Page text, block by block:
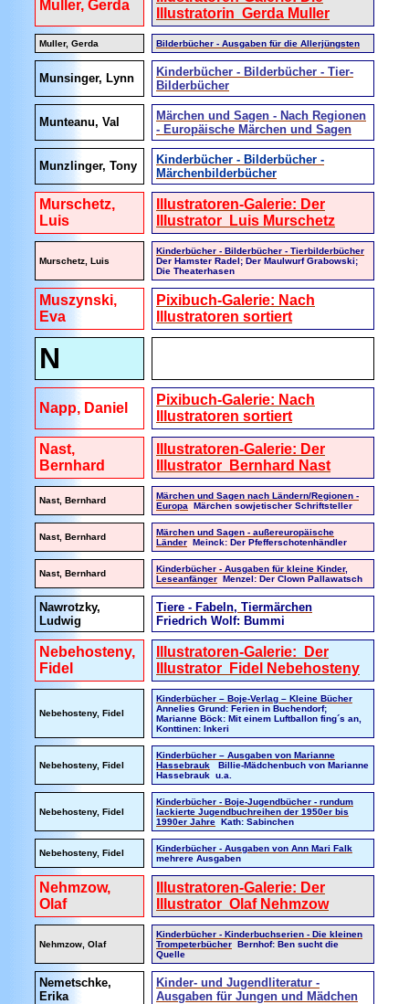
Muller, Gerda
Illustratorin Gerda Muller
Muller, Gerda Bilderbücher - Ausgaben für die Allerjüngsten
Munsinger, Lynn
Kinderbücher - Bilderbücher - Tier-
Bilderbücher
Munteanu, Val
Märchen und Sagen - Nach Regionen
- Europäische Märchen und Sagen
Munzlinger, Tony
Kinderbücher - Bilderbücher -
Märchenbilderbücher
Murschetz,
Luis
Illustratoren-Galerie: Der
Illustrator Luis Murschetz
Murschetz, Luis
Kinderbücher - Bilderbücher - Tierbilderbücher
Der Hamster Radel; Der Maulwurf Grabowski;
Die Theaterhasen
Muszynski,
Eva
Pixibuch-Galerie: Nach
Illustratoren sortiert
N
Napp, Daniel
Pixibuch-Galerie: Nach
Illustratoren sortiert
Nast,
Bernhard
Illustratoren-Galerie: Der
Illustrator Bernhard Nast
Nast, Bernhard
Märchen und Sagen nach Ländern/Regionen -
Europa Märchen sowjetischer Schriftsteller
Nast, Bernhard
Märchen und Sagen - außereuropäische
Länder Meinck: Der Pfefferschotenhändler
Nast, Bernhard
Kinderbücher - Ausgaben für kleine Kinder,
Leseanfänger Menzel: Der Clown Pallawatsch
Nawrotzky,
Ludwig
Tiere - Fabeln, Tiermärchen
Friedrich Wolf: Bummi
Nebehosteny,
Fidel
Illustratoren-Galerie: Der
Illustrator Fidel Nebehosteny
Nebehosteny, Fidel
Kinderbücher – Boje-Verlag – Kleine Bücher
Annelies Grund: Ferien in Buchendorf;
Marianne Böck: Mit einem Luftballon fing´s an,
Konttinen: Inkeri
Nebehosteny, Fidel
Kinderbücher – Ausgaben von Marianne
Hassebrauk Billie-Mädchenbuch von Marianne
Hassebrauk u.a.
Nebehosteny, Fidel
Kinderbücher - Boje-Jugendbücher - rundum
lackierte Jugendbuchreihen der 1950er bis
1990er Jahre Kath: Sabinchen
Nebehosteny, Fidel
Kinderbücher - Ausgaben von Ann Mari Falk
mehrere Ausgaben
Nehmzow,
Olaf
Illustratoren-Galerie: Der
Illustrator Olaf Nehmzow
Nehmzow, Olaf
Kinderbücher - Kinderbuchserien - Die kleinen
Trompeterbücher Bernhof: Ben sucht die
Quelle
Nemetschke,
Erika
Kinder- und Jugendliteratur -
Ausgaben für Jungen und Mädchen